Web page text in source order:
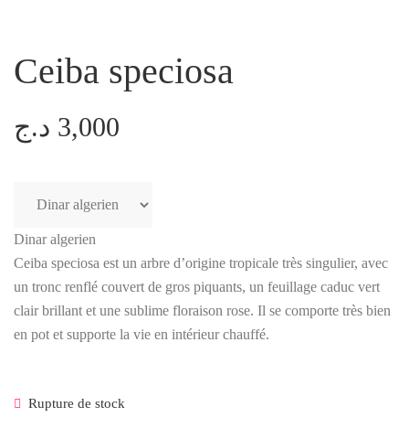
Ceiba speciosa
3,000 د.ج
Dinar algerien
Ceiba speciosa est un arbre d’origine tropicale très singulier, avec
un tronc renflé couvert de gros piquants, un feuillage caduc vert
clair brillant et une sublime floraison rose. Il se comporte très bien
en pot et supporte la vie en intérieur chauffé.
Rupture de stock